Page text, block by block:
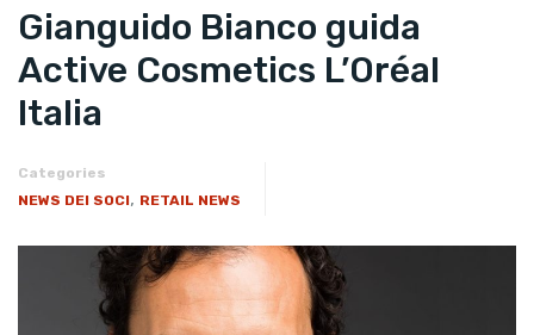
Gianguido Bianco guida
Active Cosmetics L’Oréal
Italia
Categories
NEWS DEI SOCI, RETAIL NEWS